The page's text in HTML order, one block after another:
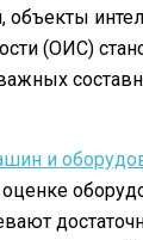
объекты
(ОИС)
и
оценке